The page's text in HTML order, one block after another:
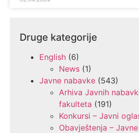
Druge kategorije
English (6)
News (1)
Javne nabavke (543)
Arhiva Javnih
fakulteta (191)
Konkursi – Javni
Obavještenja –